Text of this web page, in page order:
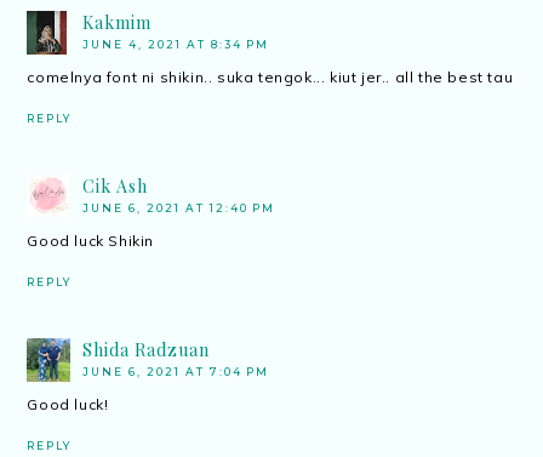
Kakmim
JUNE 4, 2021 AT 8:34 PM
comelnya font ni shikin.. suka tengok... kiut jer.. all the best tau
REPLY
Cik Ash
JUNE 6, 2021 AT 12:40 PM
Good luck Shikin
REPLY
Shida Radzuan
JUNE 6, 2021 AT 7:04 PM
Good luck!
REPLY